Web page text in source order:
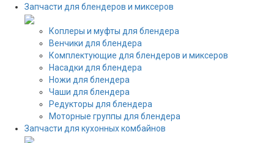
Запчасти для блендеров и миксеров
Коплеры и муфты для блендера
Венчики для блендера
Комплектующие для блендеров и миксеров
Насадки для блендера
Ножи для блендера
Чаши для блендера
Редукторы для блендера
Моторные группы для блендера
Запчасти для кухонных комбайнов